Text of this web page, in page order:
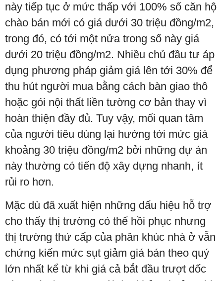
này tiếp tục ở mức thấp với 100% số căn hộ
chào bán mới có giá dưới 30 triệu đồng/m2,
trong đó, có tới một nửa trong số này giá
dưới 20 triệu đồng/m2. Nhiều chủ đầu tư áp
dụng phương pháp giảm giá lên tới 30% để
thu hút người mua bằng cách bàn giao thô
hoặc gói nội thất liền tường cơ bản thay vì
hoàn thiện đầy đủ. Tuy vậy, mối quan tâm
của người tiêu dùng lại hướng tới mức giá
khoảng 30 triệu đồng/m2 bởi những dự án
này thường có tiến độ xây dựng nhanh, ít
rủi ro hơn.
Mặc dù đã xuất hiện những dấu hiệu hỗ trợ
cho thấy thị trường có thể hồi phục nhưng
thị trường thứ cấp của phân khúc nhà ở vẫn
chứng kiến mức sụt giảm giá bán theo quý
lớn nhất kể từ khi giá cả bắt đầu trượt dốc